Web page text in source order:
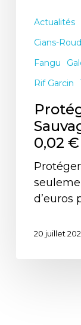
Actualités
Cians-
Fangu
Rif Garcin
0,02 €
d’euros
20 juillet